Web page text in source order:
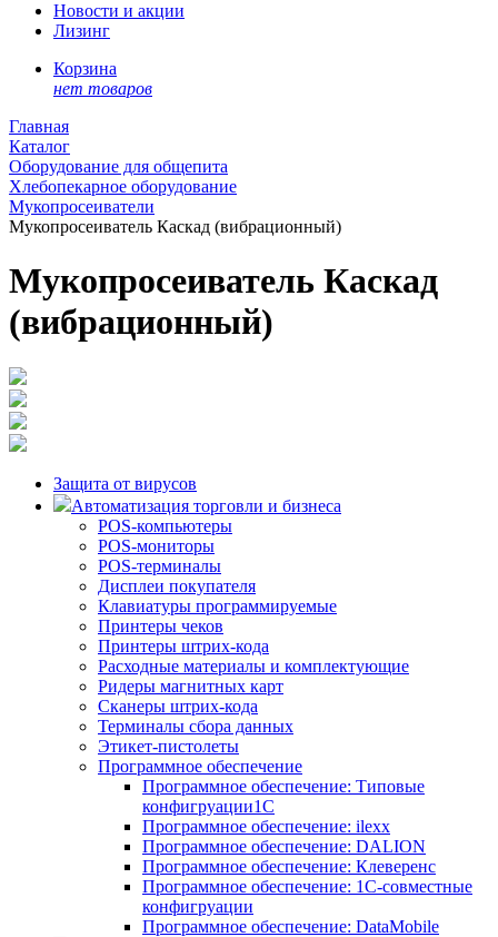
Новости и акции
Лизинг
Корзина
нет товаров
Главная
Каталог
Оборудование для общепита
Хлебопекарное оборудование
Мукопросеиватели
Мукопросеиватель Каскад (вибрационный)
Мукопросеиватель Каскад
(вибрационный)
Защита от вирусов
Автоматизация торговли и бизнеса
POS-компьютеры
POS-мониторы
POS-терминалы
Дисплеи покупателя
Клавиатуры программируемые
Принтеры чеков
Принтеры штрих-кода
Расходные материалы и комплектующие
Ридеры магнитных карт
Сканеры штрих-кода
Терминалы сбора данных
Этикет-пистолеты
Программное обеспечение
Программное обеспечение: Типовые
конфигруации1С
Программное обеспечение: ilexx
Программное обеспечение: DALION
Программное обеспечение: Клеверенс
Программное обеспечение: 1С-совместные
конфигруации
Программное обеспечение: DataMobile